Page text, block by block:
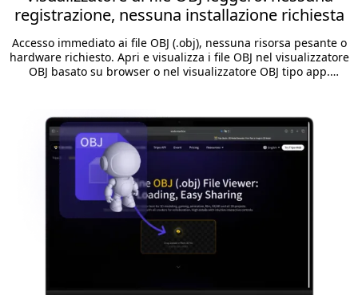
registrazione, nessuna installazione richiesta
Accesso immediato ai file OBJ (.obj), nessuna risorsa pesante o
hardware richiesto. Apri e visualizza i file OBJ nel visualizzatore
OBJ basato su browser o nel visualizzatore OBJ tipo app.